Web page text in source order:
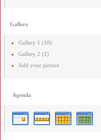
Gallery
Gallery 1 (10)
Gallery 2 (2)
Add your picture
Agenda